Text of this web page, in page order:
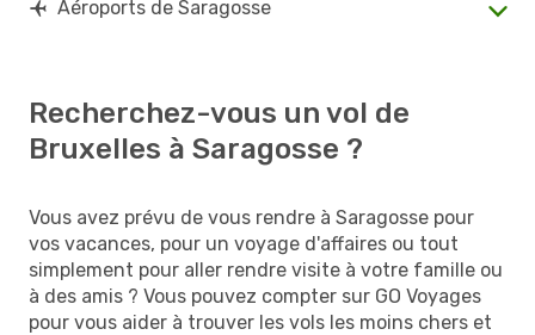
Aéroports de Saragosse
Recherchez-vous un vol de
Bruxelles à Saragosse ?
Vous avez prévu de vous rendre à Saragosse pour
vos vacances, pour un voyage d'affaires ou tout
simplement pour aller rendre visite à votre famille ou
à des amis ? Vous pouvez compter sur GO Voyages
pour vous aider à trouver les vols les moins chers et